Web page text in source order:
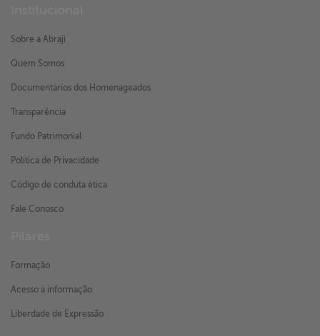
Sobre a Abraji
Quem Somos
Documentários dos Homenageados
Transparência
Fundo Patrimonial
Política de Privacidade
Código de conduta ética
Fale Conosco
Formação
Acesso à informação
Liberdade de Expressão